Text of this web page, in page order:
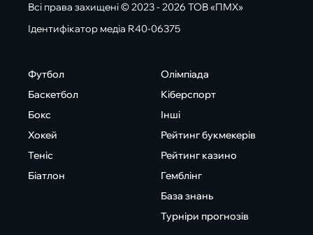
Всі права захищені © 2023 - 2026 ТОВ «ПМХ»
Ідентифікатор медіа R40-06375
Футбол
Баскетбол
Бокс
Хокей
Теніс
Біатлон
Олімпіада
Кіберспорт
Інші
Рейтинг букмекерів
Рейтинг казино
Гемблінг
База знань
Турніри прогнозів